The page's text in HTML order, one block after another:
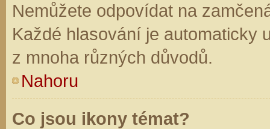
Nemůžete odpovídat na
Každé hlasování je automaticky
z mnoha různých důvodů.
Nahoru
Co jsou ikony témat?